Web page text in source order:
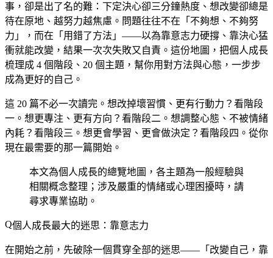
事，卻是出了名的難：下定決心卻三分鐘熱度、想改變卻總是
待在原地、越努力越焦慮。問題往往不在「不夠想、不夠努
力」，而在「用錯了方法」——以為靠意志力硬撐、靠決心猛
衝就能改變，結果一次次失敗又自責。這份地圖，把個人成長
梳理成 4 個階段、20 個主題，幫你用對方法與心態，一步步
成為更好的自己。
這 20 篇不必一次讀完。想改掉壞習慣、更有行動力？看階段
一。想更專注、更有方向？看階段二。想調整心態、不被情緒
內耗？看階段三。想更會學習、更會做決定？看階段四。從你
現在最需要的那一篇開始。
本文為個人成長的總覽地圖，各主題為一般經驗與
相關概念整理；涉及嚴重的情緒或心理困擾時，請
尋求專業協助。
個人成長最大的迷思：靠意志力
在開始之前，先破除一個貫穿全部的迷思——「改變自己，靠